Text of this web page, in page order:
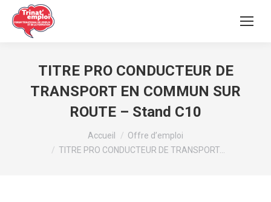
TITRE PRO CONDUCTEUR DE
TRANSPORT EN COMMUN SUR
ROUTE – Stand C10
Accueil
Offre d’emploi
TITRE PRO CONDUCTEUR DE TRANSPORT…